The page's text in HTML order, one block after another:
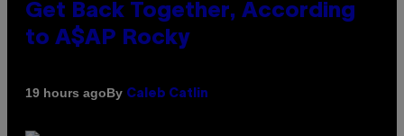
Get Back Together, According
to A$AP Rocky
19 hours agoBy Caleb Catlin